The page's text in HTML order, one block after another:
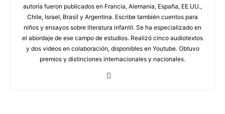
autoría fueron publicados en Francia, Alemania, España, EE.UU.,
Chile, Israel, Brasil y Argentina. Escribe también cuentos para
niños y ensayos sobre literatura infantil. Se ha especializado en
el abordaje de ese campo de estudios. Realizó cinco audiotextos
y dos videos en colaboración, disponibles en Youtube. Obtuvo
premios y distinciones internacionales y nacionales.